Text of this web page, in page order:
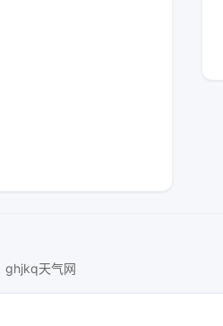
ghjkq天气网